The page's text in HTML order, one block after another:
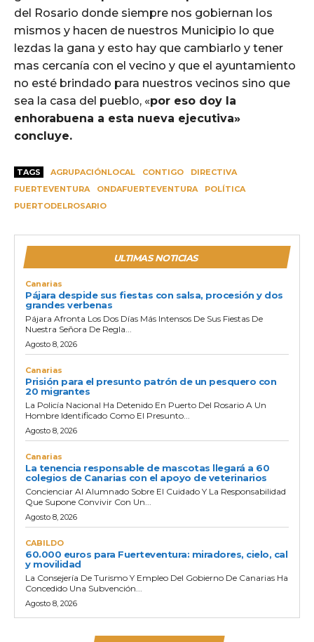
del Rosario donde siempre nos gobiernan los
mismos y hacen de nuestros Municipio lo que
lezdas la gana y esto hay que cambiarlo y tener
mas cercanía con el vecino y que el ayuntamiento
no esté brindado para nuestros vecinos sino que
sea la casa del pueblo, «por eso doy la
enhorabuena a esta nueva ejecutiva»
concluye.
TAGS AGRUPACIÓNLOCAL CONTIGO
DIRECTIVA
FUERTEVENTURA
ONDAFUERTEVENTURA
POLÍTICA
PUERTODELROSARIO
ULTIMAS NOTICIAS
Canarias
Pájara despide sus fiestas con salsa, procesión y dos
grandes verbenas
Pájara Afronta Los Dos Días Más Intensos De Sus Fiestas De
Nuestra Señora De Regla...
Agosto 8, 2026
Canarias
Prisión para el presunto patrón de un pesquero con
20 migrantes
La Policía Nacional Ha Detenido En Puerto Del Rosario A Un
Hombre Identificado Como El Presunto...
Agosto 8, 2026
Canarias
La tenencia responsable de mascotas llegará a 60
colegios de Canarias con el apoyo de veterinarios
Concienciar Al Alumnado Sobre El Cuidado Y La Responsabilidad
Que Supone Convivir Con Un...
Agosto 8, 2026
CABILDO
60.000 euros para Fuerteventura: miradores, cielo, cal
y movilidad
La Consejería De Turismo Y Empleo Del Gobierno De Canarias Ha
Concedido Una Subvención...
Agosto 8, 2026